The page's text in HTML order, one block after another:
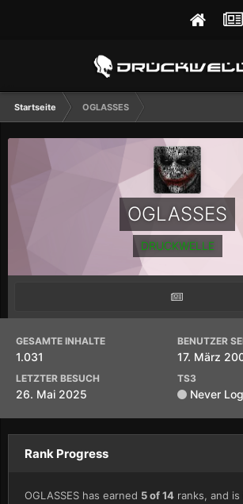
Startseite OGLASSES
OGLASSES
DRUCKWELLE
GESAMTE INHALTE
1.031
BENUTZER
17. März
LETZTER BESUCH
26. Mai 2025
TS3
Never
Rank Progress
OGLASSES has earned 5 of 14 ranks, and